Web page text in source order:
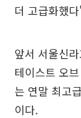
더 고급화했
앞서 서울신
테이스트 오
는 연말 최고
이다.